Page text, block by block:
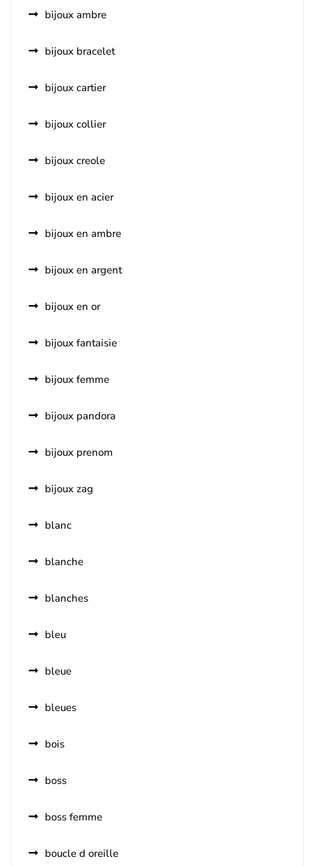
bijoux ambre
bijoux bracelet
bijoux cartier
bijoux collier
bijoux creole
bijoux en acier
bijoux en ambre
bijoux en argent
bijoux en or
bijoux fantaisie
bijoux femme
bijoux pandora
bijoux prenom
bijoux zag
blanc
blanche
blanches
bleu
bleue
bleues
bois
boss
boss femme
boucle d oreille